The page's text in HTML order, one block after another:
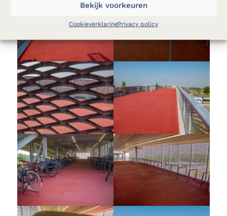
Bekijk voorkeuren
CookieverklaringPrivacy policy